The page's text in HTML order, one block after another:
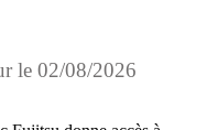
le 02/08/2026